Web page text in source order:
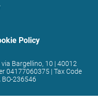
Policy
via Bargellino, 10 | 40012
04177060375 | Tax Code
236546